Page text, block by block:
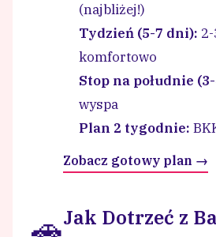
(najbliżej!)
Tydzień (5-7 dni):
komfortowo
Stop na południe
wyspa
Plan 2 tygodnie:
Zobacz gotowy plan →
🚗Jak Dotrzeć z